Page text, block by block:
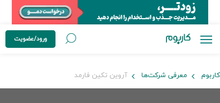
ورود/عضویت
کاربوم معرفی شرکت‌ها آروين تكين فارمد